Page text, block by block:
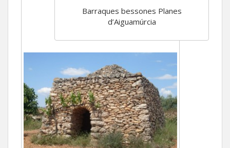
Barraques bessones Planes
d’Aiguamúrcia